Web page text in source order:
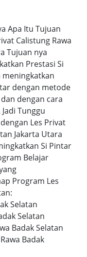
Apa Itu Tujuan
Calistung Rawa
Tujuan nya
Prestasi Si
meningkatkan
dengan metode
dengan cara
Tunggu
Les Privat
Jakarta Utara
Si Pintar
Belajar
Program Les
Selatan
Selatan
Badak Selatan
Badak